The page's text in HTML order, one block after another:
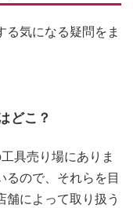
る気になる疑問をま
どこ？
具売り場にありま
るので、それらを目
舗によって取り扱う